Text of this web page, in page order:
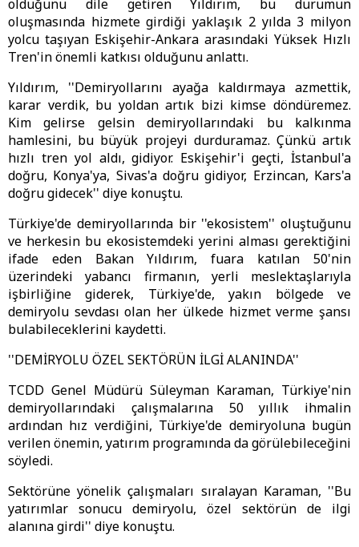
olduğunu dile getiren Yıldırım, bu durumun
oluşmasında hizmete girdiği yaklaşık 2 yılda 3 milyon
yolcu taşıyan Eskişehir-Ankara arasındaki Yüksek Hızlı
Tren'in önemli katkısı olduğunu anlattı.
Yıldırım, ''Demiryollarını ayağa kaldırmaya azmettik,
karar verdik, bu yoldan artık bizi kimse döndüremez.
Kim gelirse gelsin demiryollarındaki bu kalkınma
hamlesini, bu büyük projeyi durduramaz. Çünkü artık
hızlı tren yol aldı, gidiyor. Eskişehir'i geçti, İstanbul'a
doğru, Konya'ya, Sivas'a doğru gidiyor, Erzincan, Kars'a
doğru gidecek'' diye konuştu.
Türkiye'de demiryollarında bir ''ekosistem'' oluştuğunu
ve herkesin bu ekosistemdeki yerini alması gerektiğini
ifade eden Bakan Yıldırım, fuara katılan 50'nin
üzerindeki yabancı firmanın, yerli meslektaşlarıyla
işbirliğine giderek, Türkiye'de, yakın bölgede ve
demiryolu sevdası olan her ülkede hizmet verme şansı
bulabileceklerini kaydetti.
''DEMİRYOLU ÖZEL SEKTÖRÜN İLGİ ALANINDA''
TCDD Genel Müdürü Süleyman Karaman, Türkiye'nin
demiryollarındaki çalışmalarına 50 yıllık ihmalin
ardından hız verdiğini, Türkiye'de demiryoluna bugün
verilen önemin, yatırım programında da görülebileceğini
söyledi.
Sektörüne yönelik çalışmaları sıralayan Karaman, ''Bu
yatırımlar sonucu demiryolu, özel sektörün de ilgi
alanına girdi'' diye konuştu.